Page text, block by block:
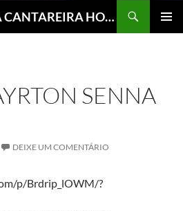
15 ANOS – SERRA DA CANTAREIRA HOJE E COTIDIANO DO BRASIL E DO MUNDO
SENNA
DEIXE UM COMENTÁRIO
p/Brdrip_lOWM/?